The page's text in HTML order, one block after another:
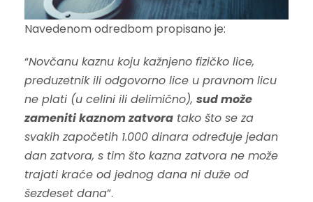
Navedenom odredbom propisano je:
“Novčanu kaznu koju kažnjeno fizičko lice,
preduzetnik ili odgovorno lice u pravnom licu
ne plati (u celini ili delimično), sud može
zameniti kaznom zatvora tako što se za
svakih započetih 1.000 dinara određuje jedan
dan zatvora, s tim što kazna zatvora ne može
trajati kraće od jednog dana ni duže od
šezdeset dana”.